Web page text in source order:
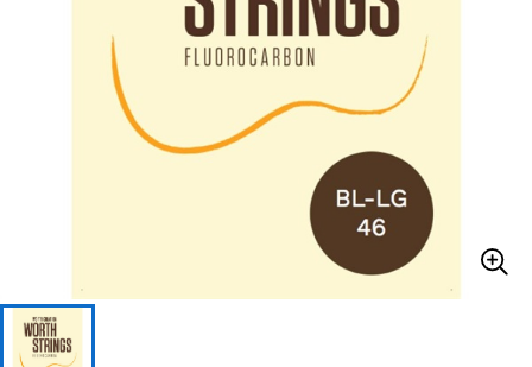
キーボード 電子ピアノ
管楽器 その他楽器
エフェクター